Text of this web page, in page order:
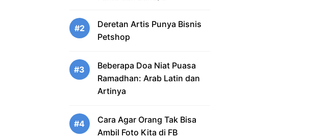
#2
Deretan Artis Punya Bisnis
Petshop
#3
Beberapa Doa Niat Puasa
Ramadhan: Arab Latin dan
Artinya
#4
Cara Agar Orang Tak Bisa
Ambil Foto Kita di FB